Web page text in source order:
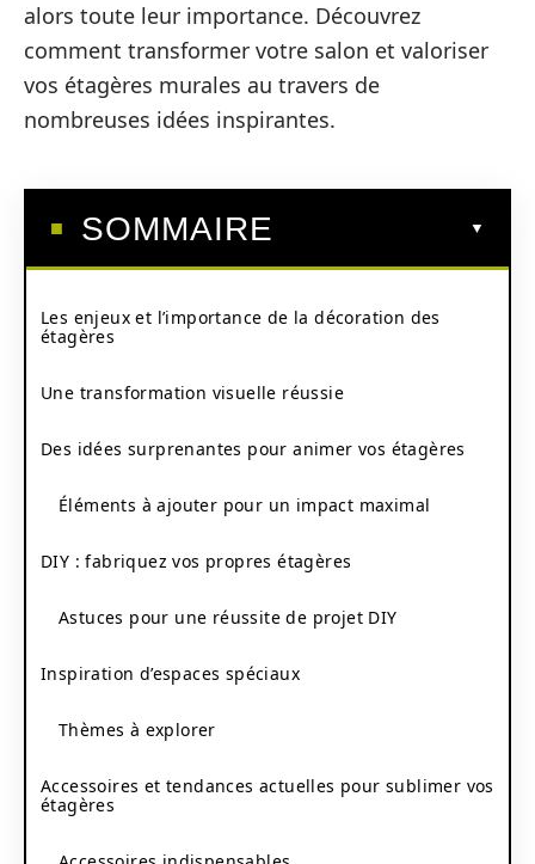
alors toute leur importance. Découvrez
comment transformer votre salon et valoriser
vos étagères murales au travers de
nombreuses idées inspirantes.
SOMMAIRE
Les enjeux et l’importance de la décoration des
étagères
Une transformation visuelle réussie
Des idées surprenantes pour animer vos étagères
Éléments à ajouter pour un impact maximal
DIY : fabriquez vos propres étagères
Astuces pour une réussite de projet DIY
Inspiration d’espaces spéciaux
Thèmes à explorer
Accessoires et tendances actuelles pour sublimer vos
étagères